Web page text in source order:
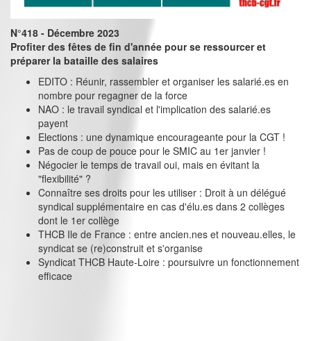
N°418 - Décembre 2023
Profiter des fêtes de fin d'année pour se ressourcer et
préparer la bataille des salaires
EDITO : Réunir, rassembler et organiser les salarié.es en
nombre pour regagner de la force
NAO : le travail syndical et l'implication des salarié.es
payent
Elections : une dynamique encourageante pour la CGT !
Pas de coup de pouce pour le SMIC au 1er janvier !
Négocier le temps de travail oui, mais en évitant la
"flexibilité" ?
Connaître ses droits pour les utiliser : Droit à un délégué
syndical supplémentaire en cas d'élu.es dans 2 collèges
dont le 1er collège
THCB Ile de France : entre ancien.nes et nouveau.elles, le
syndicat se (re)construit et s'organise
Syndicat THCB Haute-Loire : poursuivre un fonctionnement
efficace